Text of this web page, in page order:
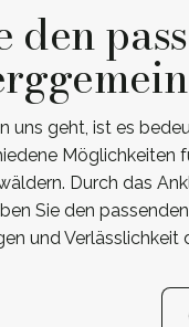
den
uns geht, ist es
Durch das
Sie den
und